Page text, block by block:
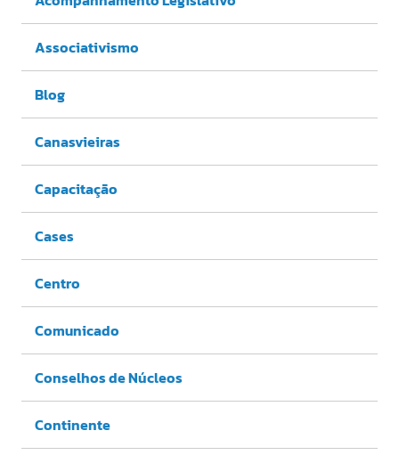
Associativismo
Blog
Canasvieiras
Capacitação
Cases
Centro
Comunicado
Conselhos de Núcleos
Continente